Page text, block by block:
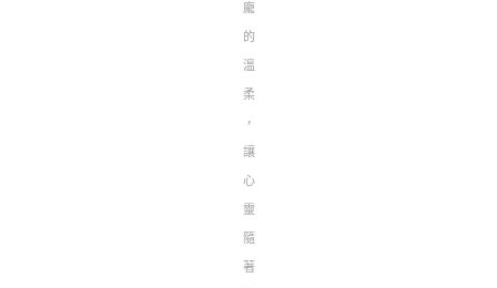
龐
的
溫
柔
，
讓
心
靈
隨
著